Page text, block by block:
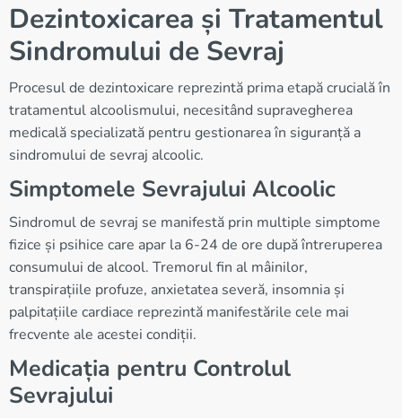
Dezintoxicarea și Tratamentul
Sindromului de Sevraj
Procesul de dezintoxicare reprezintă prima etapă crucială în
tratamentul alcoolismului, necesitând supravegherea
medicală specializată pentru gestionarea în siguranță a
sindromului de sevraj alcoolic.
Simptomele Sevrајului Alcoolic
Sindromul de sevraj se manifestă prin multiple simptome
fizice și psihice care apar la 6-24 de ore după întreruperea
consumului de alcool. Tremorul fin al mâinilor,
transpirațiile profuze, anxietatea severă, insomnia și
palpitațiile cardiace reprezintă manifestările cele mai
frecvente ale acestei condiții.
Medicația pentru Controlul
Sevrајului